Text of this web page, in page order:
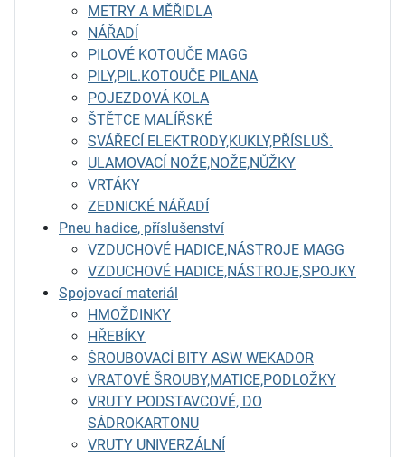
METRY A MĚŘIDLA
NÁŘADÍ
PILOVÉ KOTOUČE MAGG
PILY,PIL.KOTOUČE PILANA
POJEZDOVÁ KOLA
ŠTĚTCE MALÍŘSKÉ
SVÁŘECÍ ELEKTRODY,KUKLY,PŘÍSLUŠ.
ULAMOVACÍ NOŽE,NOŽE,NŮŽKY
VRTÁKY
ZEDNICKÉ NÁŘADÍ
Pneu hadice, příslušenství
VZDUCHOVÉ HADICE,NÁSTROJE MAGG
VZDUCHOVÉ HADICE,NÁSTROJE,SPOJKY
Spojovací materiál
HMOŽDINKY
HŘEBÍKY
ŠROUBOVACÍ BITY ASW WEKADOR
VRATOVÉ ŠROUBY,MATICE,PODLOŽKY
VRUTY PODSTAVCOVÉ, DO
SÁDROKARTONU
VRUTY UNIVERZÁLNÍ